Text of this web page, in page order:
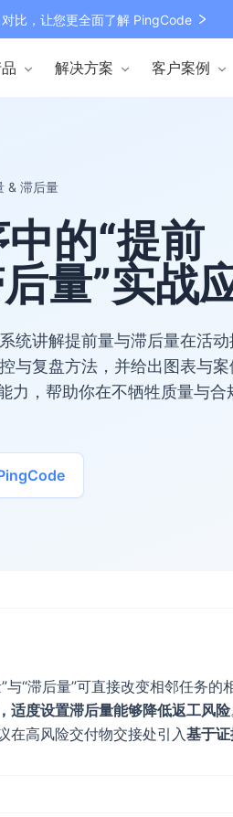
比，让您更全面了解 PingCode
解决方案 客户案例
& 滞后量
的“提前
量”实战
统讲解提前量与滞后量在活
与复盘方法，并给出图表与
力，帮助你在不牺牲质量与合
与“滞后量”可直接改变相邻任务
适度设置滞后量能够降低返工风险
在高风险交付物交接处引入基于